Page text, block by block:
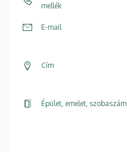
mellék
E-mail
Cím
Épület, emelet, szobaszám